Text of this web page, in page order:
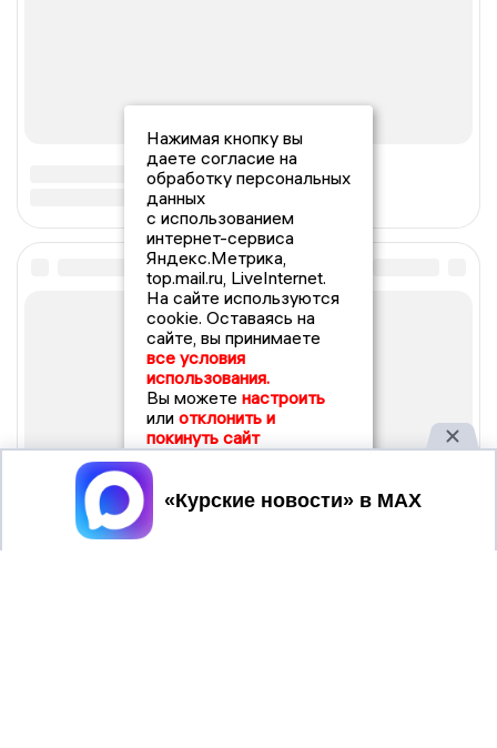
Нажимая кнопку вы
даете согласие на
обработку персональных
данных
с использованием
интернет-сервиса
Яндекс.Метрика,
top.mail.ru, LiveInternet.
На сайте используются
cookie. Оставаясь на
сайте, вы принимаете
все условия
использования.
Вы можете настроить
или отклонить и
покинуть сайт
Принять